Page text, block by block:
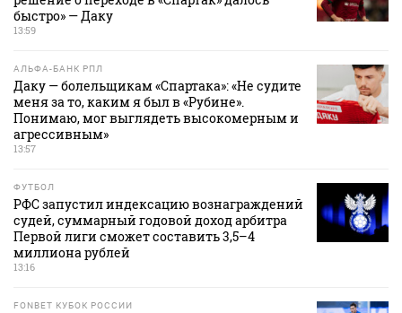
быстро» — Даку
13:59
АЛЬФА-БАНК РПЛ
Даку — болельщикам «Спартака»: «Не судите
меня за то, каким я был в «Рубине».
Понимаю, мог выглядеть высокомерным и
агрессивным»
13:57
ФУТБОЛ
РФС запустил индексацию вознаграждений
судей, суммарный годовой доход арбитра
Первой лиги сможет составить 3,5–4
миллиона рублей
13:16
FONBET КУБОК РОССИИ